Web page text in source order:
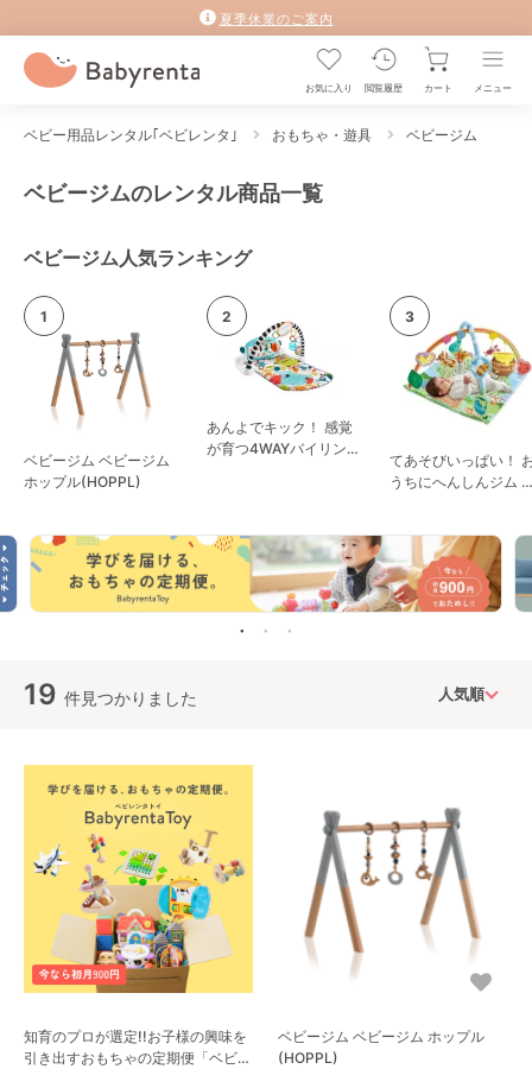
夏季休業のご案内
お気に入り 閲覧履歴 カート メニュー
ベビー用品レンタル｢ベビレンタ｣ おもちゃ・遊具 ベビージム
ベビージムのレンタル商品一覧
ベビージム人気ランキング
ベビージム ベビージム
ホップル(HOPPL)
あんよでキック！ 感覚
が育つ4WAYバイリンガ
てあそびいっぱい！
うちにへんしんジム
TOMY）
19 件見つかりました
知育のプロが選定!!お子様の興味を
引き出すおもちゃの定期便「ベビレ
ベビージム ベビージム ホップル
(HOPPL)